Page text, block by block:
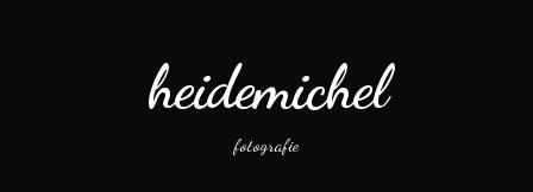
heidemichel
fotografie